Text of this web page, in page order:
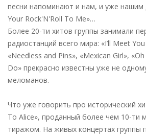
песни напоминают и нам, и уже нашим
Your Rock'N'Roll To Me»…
Более 20-ти хитов группы занимали
радиостанций всего мира: «I’ll Meet
«Needless and Pins», «Mexican Girl»,
Do» прекрасно известны уже не
меломанов.
Что уже говорить про исторический
To Alice», проданный более чем 10-ти
тиражом. На живых концертах группы